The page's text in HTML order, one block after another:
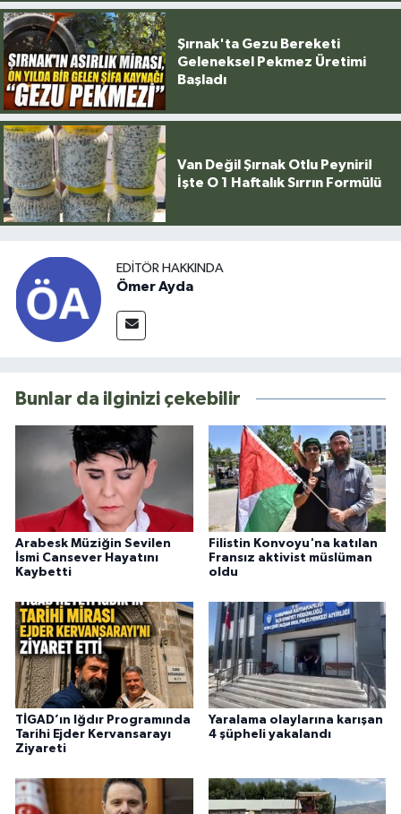
Şırnak'ta Gezu Bereketi
Geleneksel Pekmez Üretimi
Başladı
Van Değil Şırnak Otlu Peyniri!
İşte O 1 Haftalık Sırrın Formülü
EDITÖR HAKKINDA
Ömer Ayda
Bunlar da ilginizi çekebilir
Arabesk Müziğin Sevilen
İsmi Cansever Hayatını
Kaybetti
Filistin Konvoyu'na katılan
Fransız aktivist müslüman
oldu
TİGAD’ın Iğdır Programında
Tarihi Ejder Kervansarayı
Ziyareti
Yaralama olaylarına karışan
4 şüpheli yakalandı